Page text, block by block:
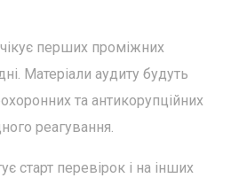
перших проміжних
Матеріали аудиту будуть
та антикорупційних
реагування.
старт перевірок і на інших